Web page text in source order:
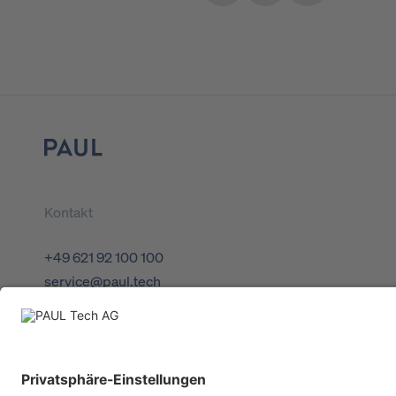
Logo
Kontakt
+49 621 92 100 100
service@paul.tech
Theodor-Heuss-Anlage 12
Deutschland